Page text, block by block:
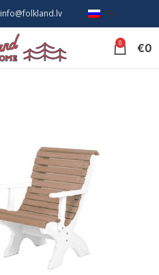
info@folkland.lv RU
0 €0